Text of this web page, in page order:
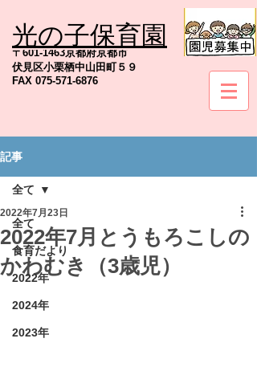
TEL075-571-6845
〒601-1463京都府京都市
伏見区小栗栖中山田町５９
FAX 075-571-6876
光の子保育園
記事
全て
食育だより
2022年
2024年
2023年
全て
2022年7月とうもろこしの
かわむき（3歳児）
2022年7月23日